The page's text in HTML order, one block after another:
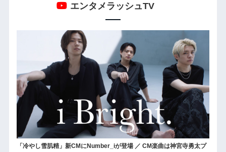
エンタメラッシュTV
「冷やし雪肌精」新CMにNumber_iが登場 ／ CM楽曲は神宮寺勇太プ